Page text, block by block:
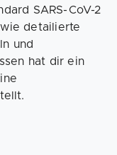
SARS-CoV-2
detailierte
und
hat dir ein